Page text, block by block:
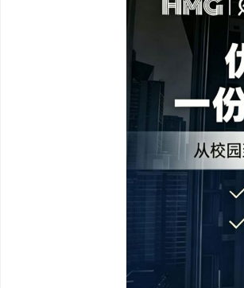
FAQ2：毕业时间
FAQ3：通道开放